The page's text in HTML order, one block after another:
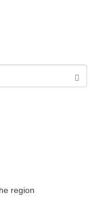
region